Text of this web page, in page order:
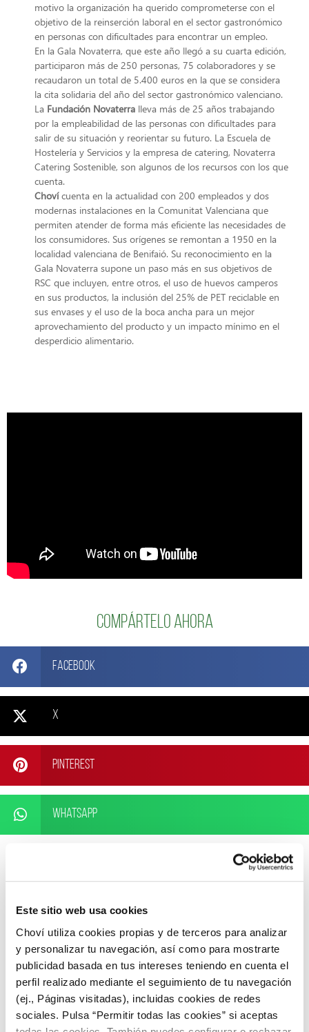
Este sitio web usa cookies
Choví utiliza cookies propias y de terceros para analizar
y personalizar tu navegación, así como para mostrarte
publicidad basada en tus intereses teniendo en cuenta el
perfil realizado mediante el seguimiento de tu navegación
(ej., Páginas visitadas), incluidas cookies de redes
sociales. Pulsa “Permitir todas las cookies” si aceptas
motivo la organización ha querido comprometerse con el
objetivo de la reinserción laboral en el sector gastronómico
en personas con dificultades para encontrar un empleo.
En la Gala Novaterra, que este año llegó a su cuarta edición,
participaron más de 250 personas, 75 colaboradores y se
recaudaron un total de 5.400 euros en la que se considera
la cita solidaria del año del sector gastronómico valenciano.
La Fundación Novaterra lleva más de 25 años trabajando
por la empleabilidad de las personas con dificultades para
salir de su situación y reorientar su futuro. La Escuela de
Hostelería y Servicios y la empresa de catering, Novaterra
Catering Sostenible, son algunos de los recursos con los que
cuenta.
Chovícuenta en la actualidad con 200 empleados y dos
modernas instalaciones en la Comunitat Valenciana que
permiten atender de forma más eficiente las necesidades de
los consumidores. Sus orígenes se remontan a 1950 en la
localidad valenciana de Benifaió. Su reconocimiento en la
Gala Novaterra supone un paso más en sus objetivos de
RSC que incluyen, entre otros, el uso de huevos camperos
en sus productos, la inclusión del 25% de PET reciclable en
sus envases y el uso de la boca ancha para un mejor
aprovechamiento del producto y un impacto mínimo en el
desperdicio alimentario.
Compártelo ahora
Facebook
X
Pinterest
WhatsApp
ARTÍCULOS RELACIONADOS